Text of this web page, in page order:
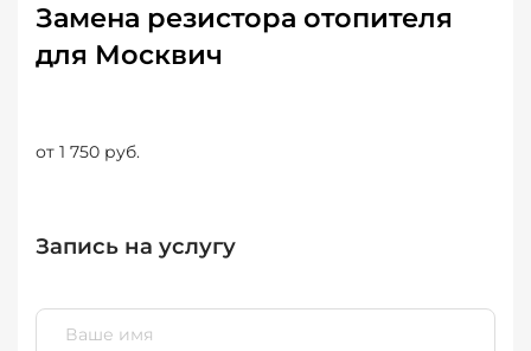
Замена резистора отопителя
для Москвич
от 1 750 руб.
Запись на услугу